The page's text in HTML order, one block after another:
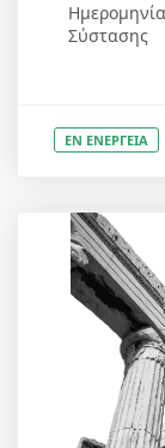
Ημερομηνία
Σύστασης
ΕΝ ΕΝΕΡΓΕΙΑ